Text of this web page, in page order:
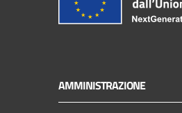
AMMINISTRAZIONE